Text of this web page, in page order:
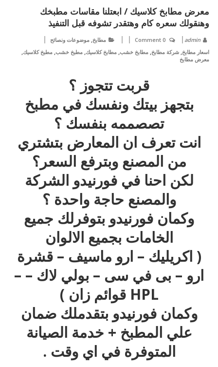
معرض مطابخ كلاسيك / ابعتلنا مقاسات مطبخك
وهنقولك سعره كام وهتقدر تشوفه قبل التنفيذ
admin
0 Comment مطابخ, موضوعات ونصائح
اسعار مطابخ, شركة مطابخ, مطابخ خشب, مطابخ كلاسيك, مطبخ خشب, مطبخ كلاسيك,
معرض مطابخ
قربت تتجوز ؟
بتجهز بيتك ونفسك في مطبخ
تصصممه بنفسك ؟
انت تعرف ان المعارض بتشتري
من المصنع وبترفع السعر؟
لكن احنا في فورنيدو الشركة
والمصنع حاجة واحدة ؟
وكمان فورنيدو بتوفرلك جميع
الخامات بجميع الالوان
( اكريليك – ارو ماسيف – قشرة
ارو – بى في سى – بولي لاك – –
HPL قوائم زان )
وكمان فورنيدو بتقدملك ضمان
علي المطبخ + خدمة الصيانة
المتوفرة في اي وقت .